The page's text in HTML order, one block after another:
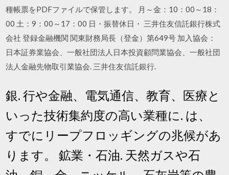
種帳票をPDFファイルで保管します。 月～金：10：00～18：
00 土：9：00～17：00 日・振替休日・ 三井住友信託銀行株式
会社 登録金融機関 関東財務局長（登金）第649号 加入協会：
日本証券業協会、一般社団法人日本投資顧問業協会、一般社団
法人金融先物取引業協会. 三井住友信託銀行.
銀. 行や金融、電気通信、教育、医療と
いった技術集約度の高い業種に. は、
すでにリープフロッギングの兆候があ
ります。 鉱業・石油. 天然ガスや石